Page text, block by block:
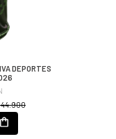
DEPORTES
44.900